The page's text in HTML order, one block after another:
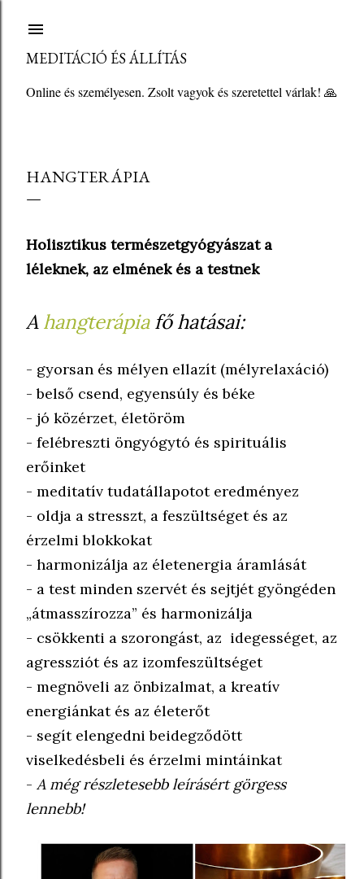
MEDITÁCIÓ ÉS ÁLLÍTÁS
Online és személyesen. Zsolt vagyok és szeretettel várlak! 🙏
HANGTERÁPIA
Holisztikus természetgyógyászat a
léleknek, az elmének és a testnek
Ahangterápiafő hatásai:
- gyorsan és mélyen ellazít (mélyrelaxáció)
- belső csend, egyensúly és béke
- jó közérzet, életöröm
- felébreszti öngyógytó és spirituális
erőinket
- meditatív tudatállapotot eredményez
- oldja a stresszt, a feszültséget és az
érzelmi blokkokat
- harmonizálja az életenergia áramlását
- a test minden szervét és sejtjét gyöngéden
„átmasszírozza” és harmonizálja
- csökkenti a szorongást, az idegességet, az
agressziót és az izomfeszültséget
- megnöveli az önbizalmat, a kreatív
energiánkat és az életerőt
- segít elengedni beidegződött
viselkedésbeli és érzelmi mintáinkat
- A még részletesebb leírásért görgess
lennebb!